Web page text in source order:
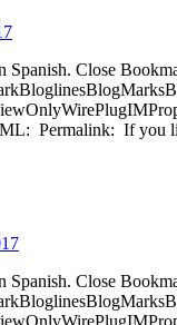
Close
Permalink: If you
Close